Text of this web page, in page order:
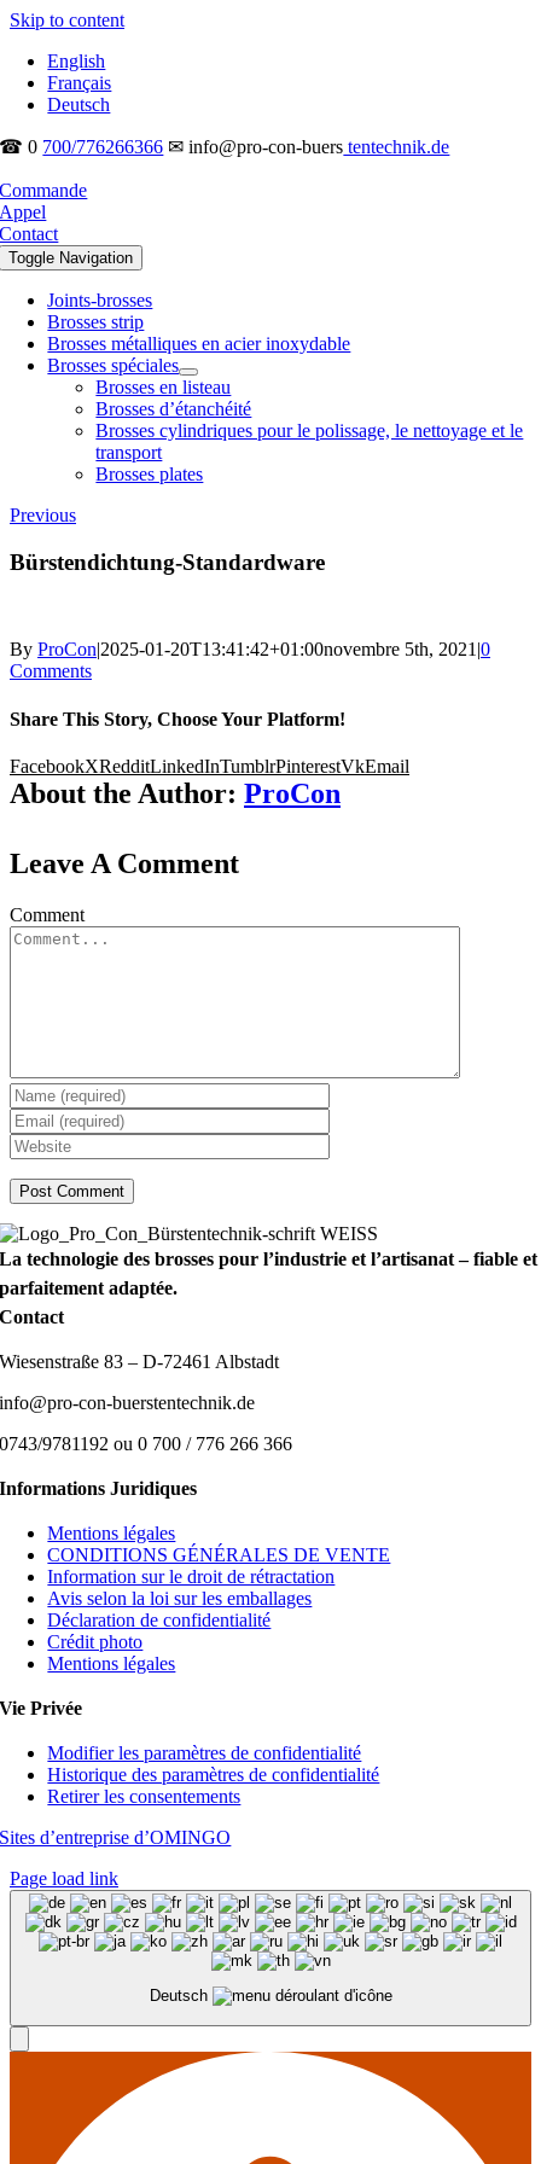
Skip to content
English
Français
Deutsch
☎ 0 700/776266366 ✉ info@pro-con-buers tentechnik.de
Commande
Appel
Contact
Toggle Navigation
Joints-brosses
Brosses strip
Brosses métalliques en acier inoxydable
Brosses spéciales
Brosses en listeau
Brosses d’étanchéité
Brosses cylindriques pour le polissage, le nettoyage et le
transport
Brosses plates
Previous
Bürstendichtung-Standardware
By ProCon|2025-01-20T13:41:42+01:00novembre 5th, 2021|0
Comments
Share This Story, Choose Your Platform!
FacebookXRedditLinkedInTumblrPinterestVkEmail
About the Author: ProCon
Leave A Comment
Comment
La technologie des brosses pour l’industrie et l’artisanat – fiable et
parfaitement adaptée.
Contact
Wiesenstraße 83 – D-72461 Albstadt
info@pro-con-buerstentechnik.de
0743/9781192 ou 0 700 / 776 266 366
Informations Juridiques
Mentions légales
CONDITIONS GÉNÉRALES DE VENTE
Information sur le droit de rétractation
Avis selon la loi sur les emballages
Déclaration de confidentialité
Crédit photo
Mentions légales
Vie Privée
Modifier les paramètres de confidentialité
Historique des paramètres de confidentialité
Retirer les consentements
Sites d’entreprise d’OMINGO
Page load link
Deutsch